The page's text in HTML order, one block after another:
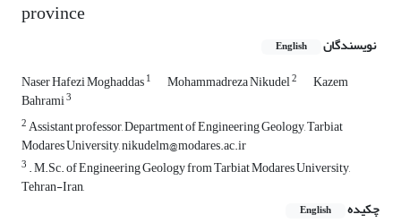
province
نویسندگان English
Naser Hafezi Moghaddas1 Mohammadreza Nikudel2 Kazem
Bahrami3
2Assistant professor, Department of Engineering Geology, Tarbiat
Modares University, nikudelm@modares.ac.ir
3 . M.Sc. of Engineering Geology from Tarbiat Modares University,
Tehran-Iran,
چکیده
English